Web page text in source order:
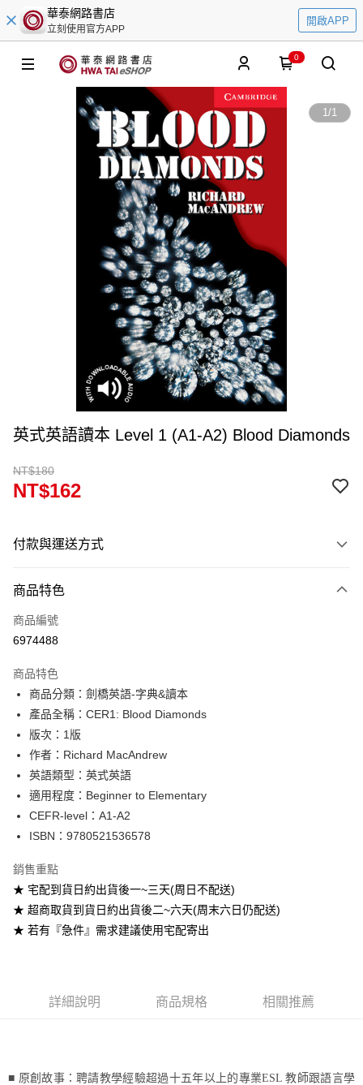
華泰網路書店
立刻使用官方APP
開啟APP
0
1/1
英式英語讀本 Level 1 (A1-A2) Blood Diamonds
NT$180
NT$162
付款與運送方式
信用卡一次付款
超商取貨付款
Google Pay
ATM付款
運送方式
付款後全家取貨
7-11取貨付款
每筆NT$60
宅配-台灣本島
商品特色
商品編號
6974488
商品特色
商品分類：劍橋英語-字典&讀本
產品全稱：CER1: Blood Diamonds
版次：1版
作者：Richard MacAndrew
英語類型：英式英語
適用程度：Beginner to Elementary
CEFR-level：A1-A2
ISBN：9780521536578
銷售重點
★ 宅配到貨日約出貨後一~三天(周日不配送)
★ 超商取貨到貨日約出貨後二~六天(周末六日仍配送)
★ 若有『急件』需求建議使用宅配寄出
詳細說明 商品規格 相關推薦
■ 原創故事：聘請教學經驗超過十五年以上的專業ESL教師跟語言學